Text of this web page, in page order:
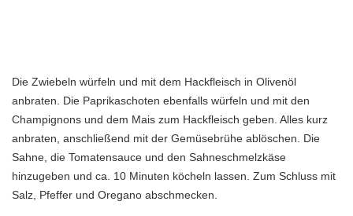
Die Zwiebeln würfeln und mit dem Hackfleisch in Olivenöl
anbraten. Die Paprikaschoten ebenfalls würfeln und mit den
Champignons und dem Mais zum Hackfleisch geben. Alles kurz
anbraten, anschließend mit der Gemüsebrühe ablöschen. Die
Sahne, die Tomatensauce und den Sahneschmelzkäse
hinzugeben und ca. 10 Minuten köcheln lassen. Zum Schluss mit
Salz, Pfeffer und Oregano abschmecken.